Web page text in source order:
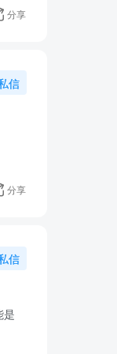
分享
信
分享
信
是